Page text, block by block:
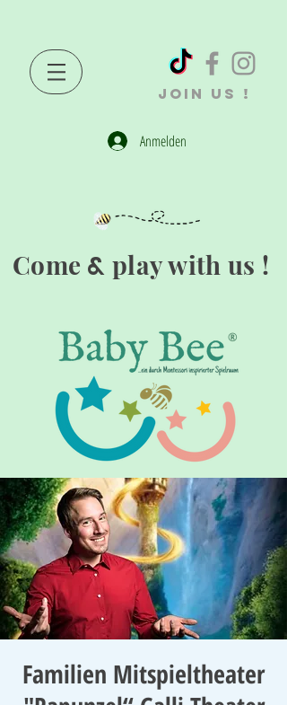
JOIN US !
Anmelden
Come & play with us !
®
Familien Mitspieltheater